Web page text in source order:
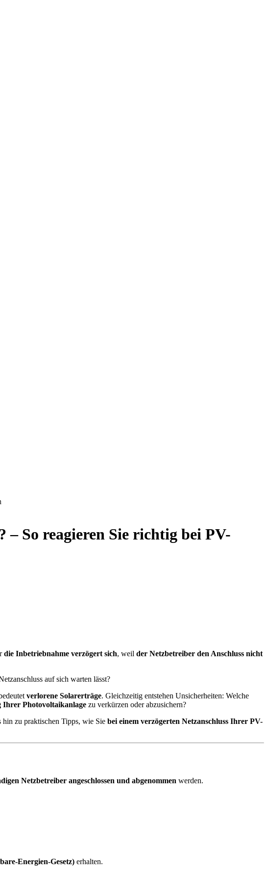
– So reagieren Sie richtig bei PV-
die Inbetriebnahme verzögert sich, weil der Netzbetreiber den Anschluss nicht
auf sich warten lässt?
verlorene Solarerträge. Gleichzeitig entstehen Unsicherheiten: Welche
Ihrer Photovoltaikanlage zu verkürzen oder abzusichern?
hin zu praktischen Tipps, wie Sie bei einem verzögerten Netzanschluss Ihrer PV-
Netzbetreiber angeschlossen und abgenommen werden.
Energien-Gesetz) erhalten.